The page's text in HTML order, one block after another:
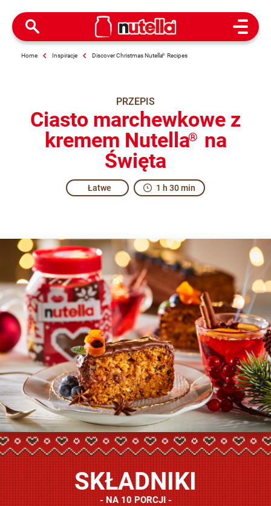
Open
Home Inspiracje Discover Christmas Nutella® Recipes
PRZEPIS
Ciasto marchewkowe z
kremem Nutella® na
Święta
Łatwe 1 h 30 min
SKŁADNIKI
NA 10 PORCJI